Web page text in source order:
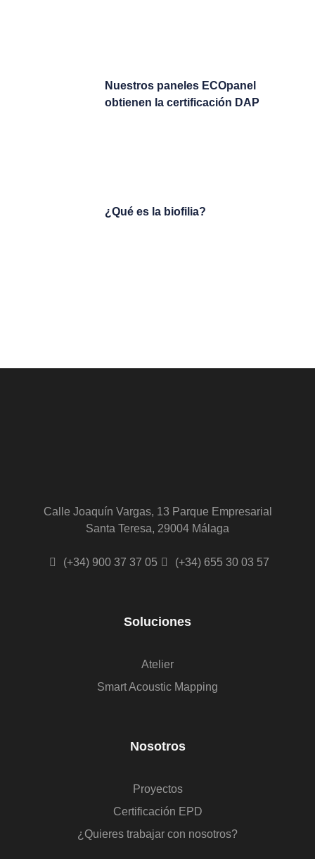
Nuestros paneles ECOpanel
obtienen la certificación DAP
¿Qué es la biofilia?
Calle Joaquín Vargas, 13 Parque Empresarial
Santa Teresa, 29004 Málaga
(+34) 900 37 37 05 (+34) 655 30 03 57
Soluciones
Atelier
Smart Acoustic Mapping
Nosotros
Proyectos
Certificación EPD
¿Quieres trabajar con nosotros?